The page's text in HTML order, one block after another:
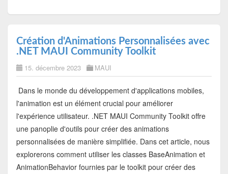
Création d'Animations Personnalisées avec
.NET MAUI Community Toolkit
15. décembre 2023 MAUI
Dans le monde du développement d'applications mobiles,
l'animation est un élément crucial pour améliorer
l'expérience utilisateur. .NET MAUI Community Toolkit offre
une panoplie d'outils pour créer des animations
personnalisées de manière simplifiée. Dans cet article, nous
explorerons comment utiliser les classes BaseAnimation et
AnimationBehavior fournies par le toolkit pour créer des